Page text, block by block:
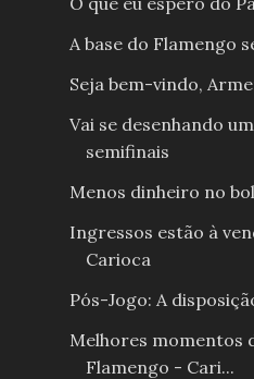
A base do Flamengo
Seja bem-vindo,
Vai se desenhando
semifinais
Menos dinheiro no
Ingressos estão à
Carioca
Pós-Jogo: A
Melhores momentos
Flamengo - Cari...